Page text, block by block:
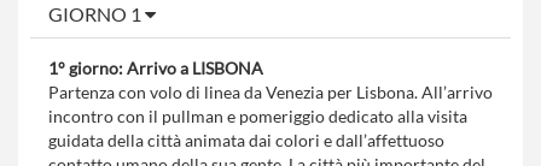
GIORNO 1
1° giorno: Arrivo a LISBONA
Partenza con volo di linea da Venezia per Lisbona. All’arrivo
incontro con il pullman e pomeriggio dedicato alla visita
guidata della città animata dai colori e dall’affettuoso